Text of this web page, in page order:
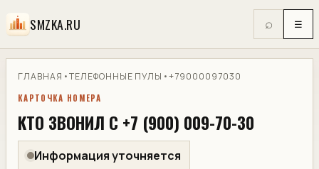
SMZKA.RU ⌕ ☰
ГЛАВНАЯ •ТЕЛЕФОННЫЕ ПУЛЫ •+79000097030
КАРТОЧКА НОМЕРА
КТО ЗВОНИЛ С +7 (900) 009-70-30
Информация уточняется